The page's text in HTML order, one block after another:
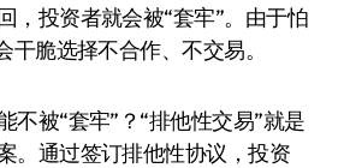
，投资者就会被“套牢”。由于怕
干脆选择不合作、不交易。
被“套牢”？“排他性交易”就是
。通过签订排他性协议，投资